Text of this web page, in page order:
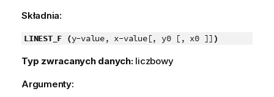
Składnia:
LINEST_F (y-value, x-value[, y0 [, x0 ]] )
Typ zwracanych danych: liczbowy
Argumenty: